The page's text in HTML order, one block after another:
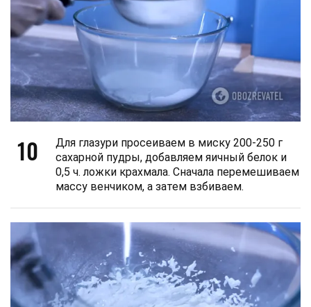
10
Для глазури просеиваем в миску 200-250 г
сахарной пудры, добавляем яичный белок и
0,5 ч. ложки крахмала. Сначала перемешиваем
массу венчиком, а затем взбиваем.